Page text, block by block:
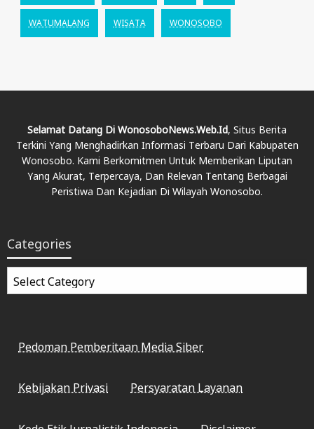
WATUMALANG WISATA WONOSOBO
Selamat Datang Di WonosoboNews.web.id, Situs Berita
Terkini Yang Menghadirkan Informasi Terbaru Dari Kabupaten
Wonosobo. Kami Berkomitmen Untuk Memberikan Liputan
Yang Akurat, Terpercaya, Dan Relevan Tentang Berbagai
Peristiwa Dan Kejadian Di Wilayah Wonosobo.
Categories
Categories
Pedoman Pemberitaan Media Siber
Kebijakan Privasi Persyaratan Layanan